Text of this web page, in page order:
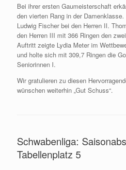
Bei ihrer ersten Gaumeisterschaft
den vierten Rang in der
Ludwig Fischer bei den Herren II.
den Herren III mit 366 Ringen den
Auftritt zeigte Lydia Meter im
und holte sich mit 309,7 Ringen die
Seniorinnen I.
Wir gratulieren zu diesen
wünschen weiterhin „Gut Schuss“.
Schwabenliga:
Tabellenplatz 5